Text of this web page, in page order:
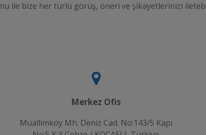
ile bize her türlü görüş, öneri ve şikayetlerinizi
Merkez Ofis
Muallimköy Mh. Deniz Cad. No:143/5 Kapı